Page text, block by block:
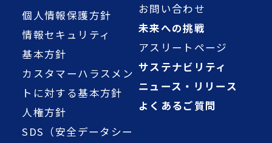
個人情報保護方針
情報セキュリティ
基本方針
カスタマーハラスメン
トに対する基本方針
人権方針
SDS（安全データシー
お問い合わせ
未来への挑戦
アスリートページ
サステナビリティ
ニュース・リリース
よくあるご質問